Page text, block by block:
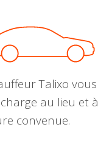
Talixo vous
au lieu et à
convenue.